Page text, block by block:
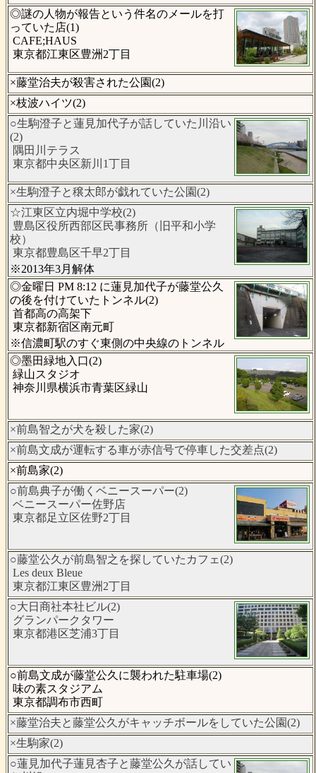
◎謎の人物が報告という件名のメールを打
っていた店(1)
CAFE;HAUS
東京都江東区豊洲2丁目
×藤堂治夫が殺害された公園(2)
×枝波ハイツ(2)
○生駒澄子と蓮見加代子が話していた川沿い
(2)
隅田川テラス
東京都中央区新川1丁目
×生駒澄子と穣太郎が戯れていた公園(2)
☆江東区立内堀中学校(2)
豊島区役所西部区民事務所（旧平和小学
校）
東京都豊島区千早2丁目
※2013年3月解体
◎金曜日 PM 8:12 に蓮見加代子が藤堂公久
の後を付けていたトンネル(2)
首都高の高架下
東京都新宿区南元町
※信濃町駅のすぐ東側の中央線のトンネル
◎墨田緑地入口(2)
緑山スタジオ
神奈川県横浜市青葉区緑山
×前島智之が犬を殺した家(2)
×前島文成が運転する車が赤信号で停車した交差点(2)
×前島家(2)
○前島典子が働くベニースーパー(2)
ベニースーパー佐野店
東京都足立区佐野2丁目
○藤堂公久が前島智之を探していたカフェ(2)
Les deux Bleue
東京都江東区豊洲2丁目
○大日商社本社ビル(2)
グランパークタワー
東京都港区芝浦3丁目
○前島文成が藤堂公久に襲われた駐車場(2)
味の素スタジアム
東京都調布市西町
×藤堂治夫と藤堂公久がキャッチボールをしていた公園(2)
×生駒家(2)
○蓮見加代子蓮見杏子と藤堂公久が話してい